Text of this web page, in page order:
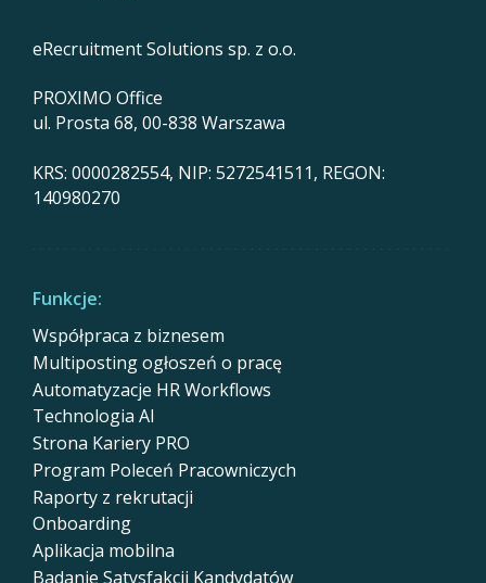
eRecruitment Solutions sp. z o.o.
PROXIMO Office
ul. Prosta 68, 00-838 Warszawa
KRS: 0000282554, NIP: 5272541511, REGON:
140980270
Funkcje:
Współpraca z biznesem
Multiposting ogłoszeń o pracę
Automatyzacje HR Workflows
Technologia AI
Strona Kariery PRO
Program Poleceń Pracowniczych
Raporty z rekrutacji
Onboarding
Aplikacja mobilna
Badanie Satysfakcji Kandydatów